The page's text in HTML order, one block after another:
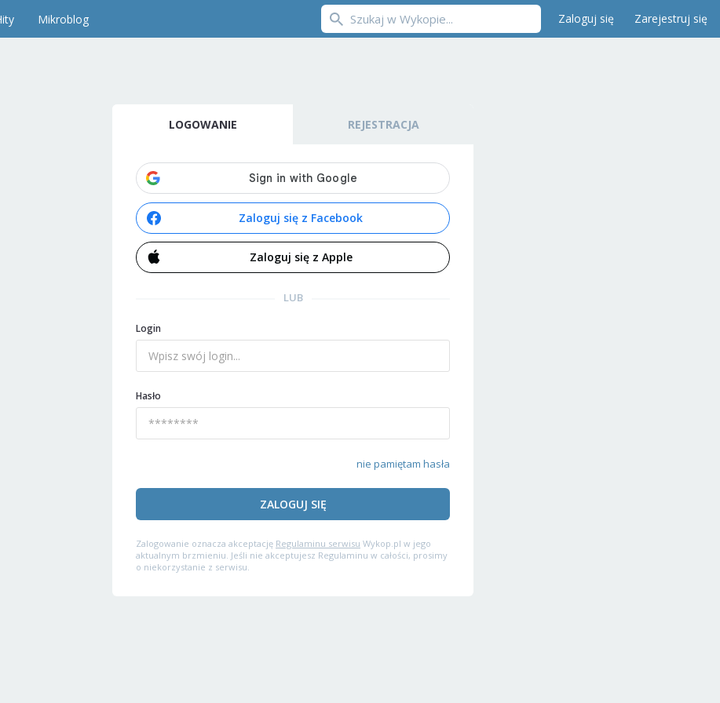
Mikroblog Zaloguj się Zarejestruj się
LOGOWANIE REJESTRACJA
Zaloguj się z Facebook
Zaloguj się z Apple
LUB
Login
Hasło
nie pamiętam hasła
ZALOGUJ SIĘ
Zalogowanie oznacza akceptację Regulaminu serwisu Wykop.pl w jego
aktualnym brzmieniu. Jeśli nie akceptujesz Regulaminu w całości, prosimy
o niekorzystanie z serwisu.